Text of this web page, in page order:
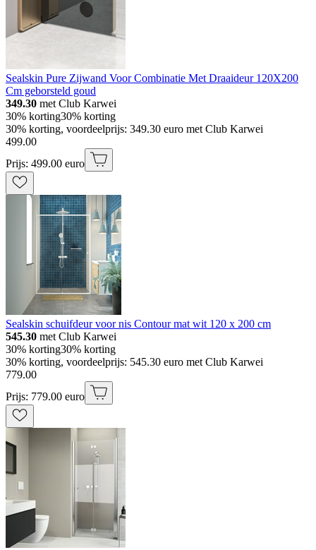
Sealskin Pure Zijwand Voor Combinatie Met Draaideur 120X200
Cm geborsteld goud
349.30 met Club Karwei
30% korting30% korting
30% korting, voordeelprijs: 349.30 euro met Club Karwei
499.00
Prijs: 499.00 euro
Sealskin schuifdeur voor nis Contour mat wit 120 x 200 cm
545.30 met Club Karwei
30% korting30% korting
30% korting, voordeelprijs: 545.30 euro met Club Karwei
779.00
Prijs: 779.00 euro